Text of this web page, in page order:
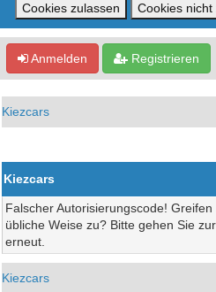
Anmelden Registrieren
Kiezcars
Kiezcars
Falscher Autorisierungscode!
übliche Weise zu? Bitte gehen Sie
erneut.
Kiezcars